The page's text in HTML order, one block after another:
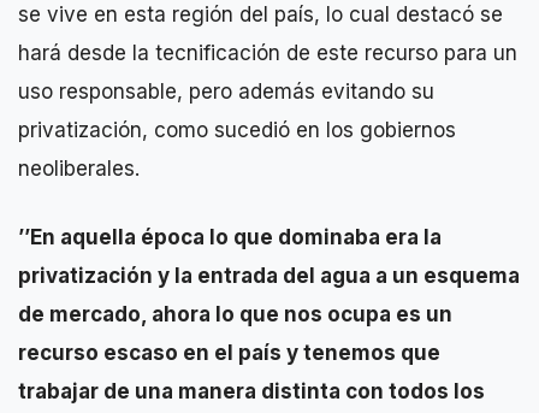
se vive en esta región del país, lo cual destacó se
hará desde la tecnificación de este recurso para un
uso responsable, pero además evitando su
privatización, como sucedió en los gobiernos
neoliberales.
’’En aquella época lo que dominaba era la
privatización y la entrada del agua a un esquema
de mercado, ahora lo que nos ocupa es un
recurso escaso en el país y tenemos que
trabajar de una manera distinta con todos los